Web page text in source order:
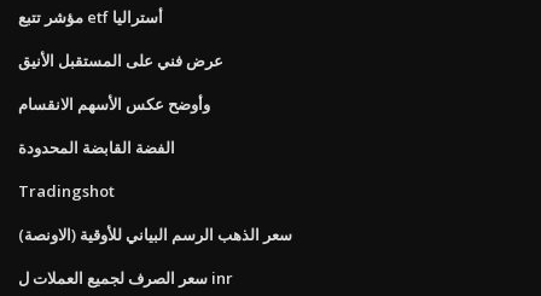
مؤشر تتبع etf أستراليا
عرض فني على المستقبل الأنيق
وأوضح عكس الأسهم الانقسام
الفضة القابضة المحدودة
Tradingshot
سعر الذهب الرسم البياني للأوقية (الاونصة)
سعر الصرف لجميع العملات ل inr